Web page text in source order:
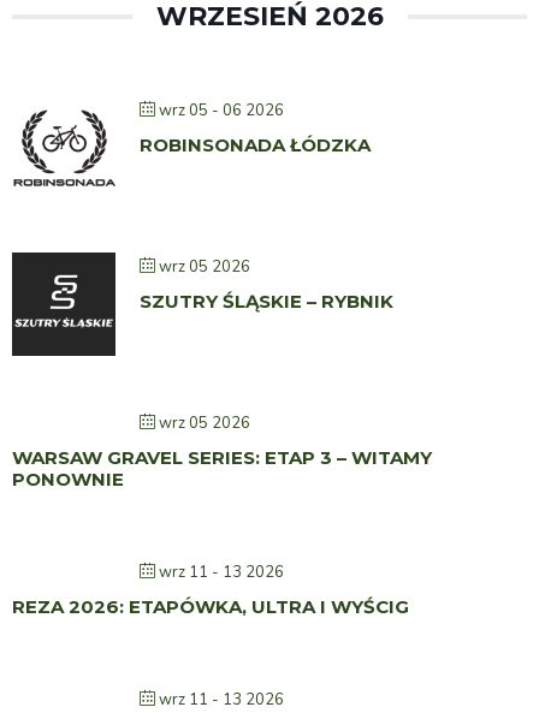
WRZESIEŃ 2026
wrz 05 - 06 2026
ROBINSONADA ŁÓDZKA
wrz 05 2026
SZUTRY ŚLĄSKIE – RYBNIK
wrz 05 2026
WARSAW GRAVEL SERIES: ETAP 3 – WITAMY
PONOWNIE
wrz 11 - 13 2026
REZA 2026: ETAPÓWKA, ULTRA I WYŚCIG
wrz 11 - 13 2026